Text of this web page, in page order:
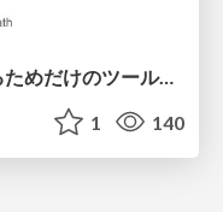
Lean は証明の正しさを確認するためだけのツールって思ってませんか？
1 140